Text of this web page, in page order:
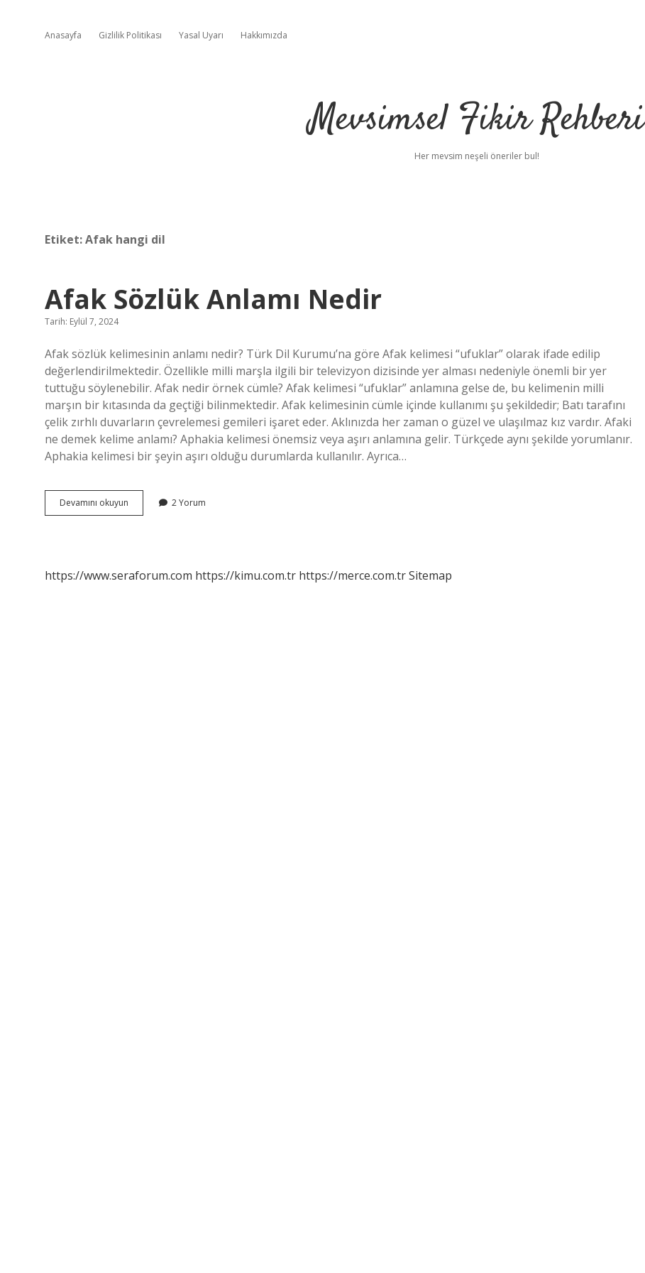
Anasayfa Gizlilik Politikası Yasal Uyarı Hakkımızda
Mevsimsel Fikir Rehberi
Her mevsim neşeli öneriler bul!
Etiket:Afak hangi dil
Afak Sözlük Anlamı Nedir
Tarih: Eylül 7, 2024
Afak sözlük kelimesinin anlamı nedir? Türk Dil Kurumu’na göre Afak kelimesi “ufuklar” olarak ifade edilip
değerlendirilmektedir. Özellikle milli marşla ilgili bir televizyon dizisinde yer alması nedeniyle önemli bir yer
tuttuğu söylenebilir. Afak nedir örnek cümle? Afak kelimesi “ufuklar” anlamına gelse de, bu kelimenin milli
marşın bir kıtasında da geçtiği bilinmektedir. Afak kelimesinin cümle içinde kullanımı şu şekildedir; Batı tarafını
çelik zırhlı duvarların çevrelemesi gemileri işaret eder. Aklınızda her zaman o güzel ve ulaşılmaz kız vardır. Afaki
ne demek kelime anlamı? Aphakia kelimesi önemsiz veya aşırı anlamına gelir. Türkçede aynı şekilde yorumlanır.
Aphakia kelimesi bir şeyin aşırı olduğu durumlarda kullanılır. Ayrıca…
Devamını okuyun
Sözlük
2 Yorum
https://www.seraforum.com https://kimu.com.tr https://merce.com.trSitemap